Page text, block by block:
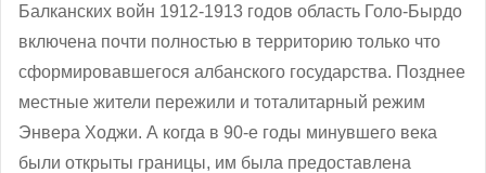
Балканских войн 1912-1913 годов область Голо-Бырдо
включена почти полностью в территорию только что
сформировавшегося албанского государства. Позднее
местные жители пережили и тоталитарный режим
Энвера Ходжи. А когда в 90-е годы минувшего века
были открыты границы, им была предоставлена